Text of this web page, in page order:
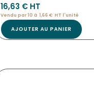
16,63 € HT
Vendu par 10 à 1,66 € HT l'unité
AJOUTER AU PANIER